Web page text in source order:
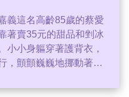
義這名高齡85歲的蔡愛
著賣35元的甜品和剉冰
小小身軀穿著護背衣，
，顫顫巍巍地挪動著腳
不求賺多生活過得去就